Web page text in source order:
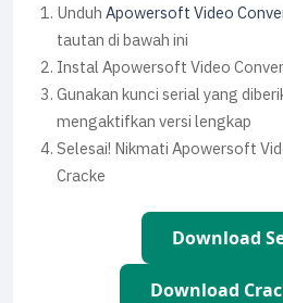
UnduhApowersoft Video
tautan di bawah ini
Instal Apowersoft Video
Gunakan kunci serial yang
mengaktifkan versi lengkap
Selesai! Nikmati Apowersoft
Cracke
Download
Download